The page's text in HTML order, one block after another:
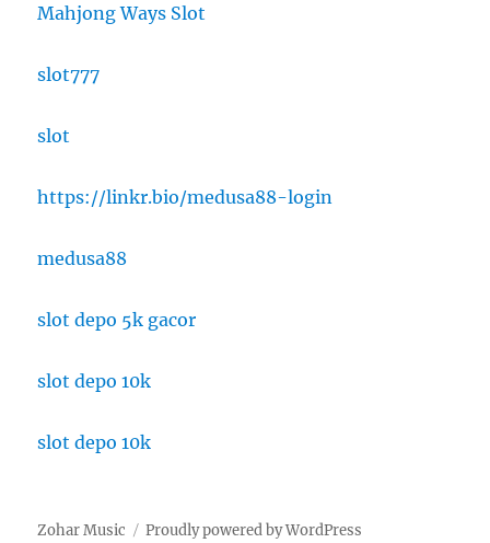
Mahjong Ways Slot
slot777
slot
https://linkr.bio/medusa88-login
medusa88
slot depo 5k gacor
slot depo 10k
slot depo 10k
Zohar Music Proudly powered by WordPress